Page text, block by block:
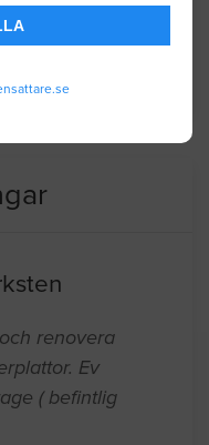
renovera
Ev
( befintlig